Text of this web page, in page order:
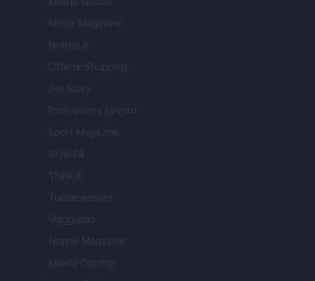
Motor Magazine
Notizie.it
Offerte Shopping
Pet Story
Professione Lavoro
Sport Magazine
Style24
Think.it
Tuobenessere
Viaggiamo
Nonne Magazine
Milano Cortina